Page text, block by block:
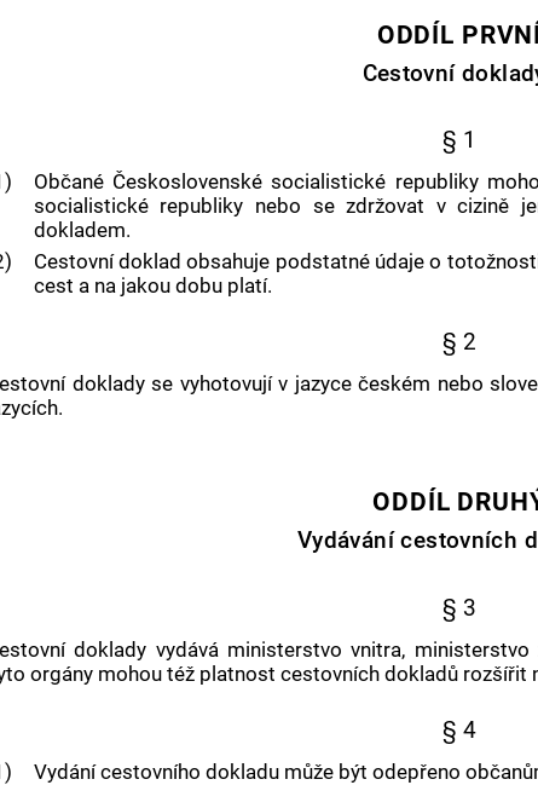
ODDÍL PRVNÍ
Cestovní
§ 1
Občané Československé socialistické republiky
socialistické republiky nebo se zdržovat v cizině
dokladem.
Cestovní doklad obsahuje podstatné údaje o
cest a na jakou dobu platí.
§ 2
doklady se vyhotovují v jazyce českém nebo
ODDÍL
Vydávání cestovních
§ 3
doklady vydává ministerstvo vnitra,
orgány mohou též platnost cestovních dokladů rozšířit
§ 4
Vydání cestovního dokladu může být odepřeno